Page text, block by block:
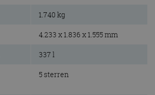
1.740 kg
4.233 x 1.836 x 1.555 mm
337 l
5 sterren